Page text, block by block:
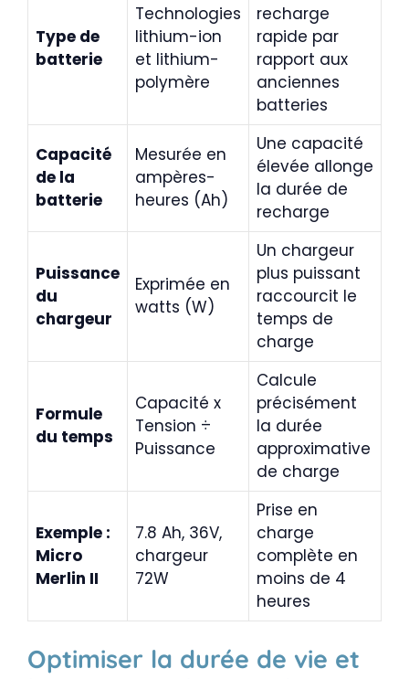
Type de
batterie
Technologies
lithium-ion
et lithium-
polymère
recharge
rapide par
rapport aux
anciennes
batteries
Capacité
de la
batterie
Mesurée en
ampères-
heures (Ah)
Une capacité
élevée allonge
la durée de
recharge
Puissance
du
chargeur
Exprimée en
watts (W)
Un chargeur
plus puissant
raccourcit le
temps de
charge
Formule
du temps
Capacité x
Tension ÷
Puissance
Calcule
précisément
la durée
approximative
de charge
Exemple :
Micro
Merlin II
7.8 Ah, 36V,
chargeur
72W
Prise en
charge
complète en
moins de 4
heures
Optimiser la durée de vie et